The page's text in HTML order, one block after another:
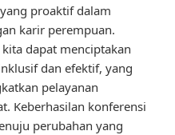
proaktif dalam
karir perempuan.
dapat menciptakan
dan efektif, yang
pelayanan
Keberhasilan konferensi
perubahan yang